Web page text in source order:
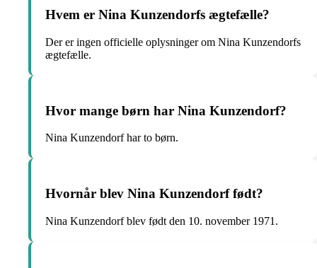
Hvem er Nina Kunzendorfs ægtefælle?
Der er ingen officielle oplysninger om Nina Kunzendorfs
ægtefælle.
Hvor mange børn har Nina Kunzendorf?
Nina Kunzendorf har to børn.
Hvornår blev Nina Kunzendorf født?
Nina Kunzendorf blev født den 10. november 1971.